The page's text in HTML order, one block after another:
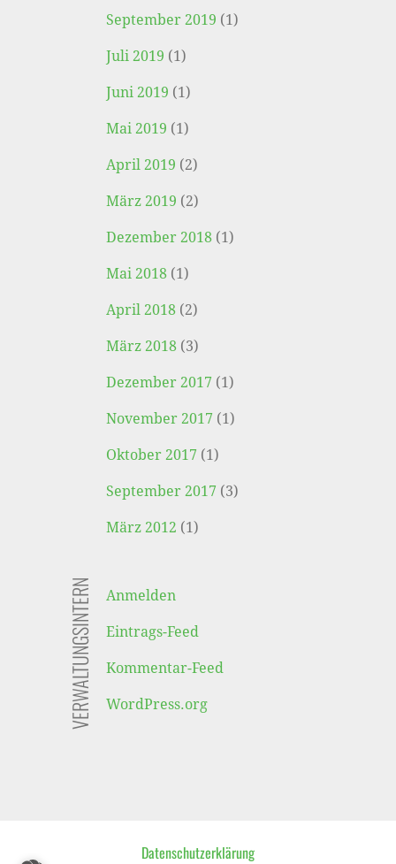
September 2019 (1)
Juli 2019 (1)
Juni 2019 (1)
Mai 2019 (1)
April 2019 (2)
März 2019 (2)
Dezember 2018 (1)
Mai 2018 (1)
April 2018 (2)
März 2018 (3)
Dezember 2017 (1)
November 2017 (1)
Oktober 2017 (1)
September 2017 (3)
März 2012 (1)
VERWALTUNGSINTERN Anmelden
Eintrags-Feed
Kommentar-Feed
WordPress.org
Datenschutzerklärung